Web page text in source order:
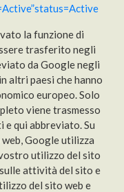
la funzione di
trasferito negli
da Google negli
altri paesi che hanno
europeo. Solo
viene trasmesso
e qui abbreviato. Su
Google utilizza
utilizzo del sito
attività del sito e
del sito web e